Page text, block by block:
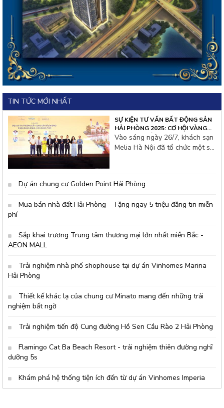
TIN TỨC MỚI NHẤT
SỰ KIỆN TƯ VẤN BẤT ĐỘNG SẢN
HẢI PHÒNG 2025: CƠ HỘI VÀNG
CHO NHÀ ĐẦU TƯ THỦ ĐÔ
Vào sáng ngày 26/7, khách sạn
Melia Hà Nội đã tổ chức một sự
Không khí hội thảo tại đây rất
Dự án chung cư Golden Point Hải Phòng
Mua bán nhà đất Hải Phòng - Tặng ngay 5 triệu đăng tin miễn
phí
Sắp khai trương Trung tâm thương mại lớn nhất miền Bắc -
AEON MALL
Trải nghiệm nhà phố shophouse tại dự án Vinhomes Marina
Hải Phòng
Thiết kế khác lạ của chung cư Minato mang đến những trải
nghiệm bất ngờ
Trải nghiệm tiến độ Cung đường Hồ Sen Cầu Rào 2 Hải Phòng
Flamingo Cat Ba Beach Resort - trải nghiệm thiên đường nghĩ
dưỡng 5s
Khám phá hệ thống tiện ích đến từ dự án Vinhomes Imperia